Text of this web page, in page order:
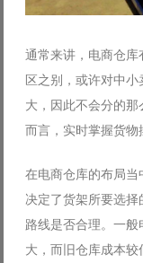
通常来讲，电商仓
区之别，或许对中
大，因此不会分的
而言，实时掌握货物
在电商仓库的布局
决定了货架所要选
路线是否合理。一
大，而旧仓库成本